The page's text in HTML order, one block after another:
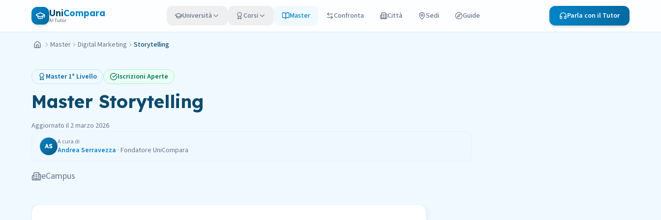
Vai al contenuto principale
UniCompara
AI Tutor Università Corsi Master Confronta Città Sedi Guide Parla con il Tutor
Home Master Digital Marketing Storytelling
Master1° Livello Iscrizioni Aperte
Master Storytelling
Aggiornato il 2 marzo 2026
AS
A cura di
Andrea Serravezza · Fondatore UniCompara
eCampus